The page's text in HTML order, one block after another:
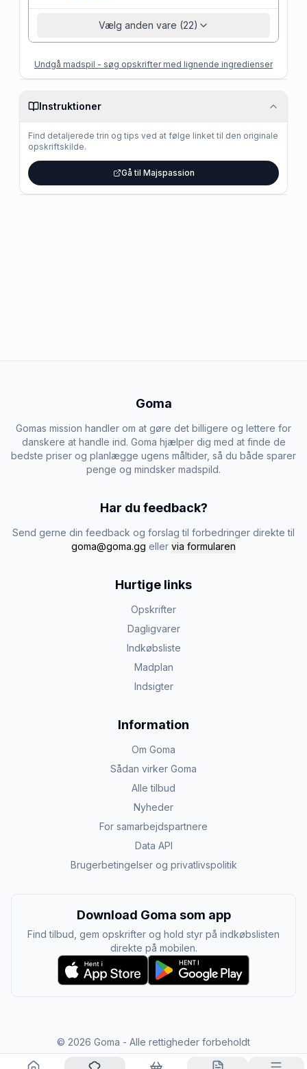
Vælg anden vare (22)
Undgå madspil - søg opskrifter med lignende ingredienser
Instruktioner
Find detaljerede trin og tips ved at følge linket til den originale
opskriftskilde.
Gå til Majspassion
Goma
Gomas mission handler om at gøre det billigere og lettere for
danskere at handle ind. Goma hjælper dig med at finde de
bedste priser og planlægge ugens måltider, så du både sparer
penge og mindsker madspild.
Har du feedback?
Send gerne din feedback og forslag til forbedringer direkte til
goma@goma.gg eller via formularen
Hurtige links
Opskrifter
Dagligvarer
Indkøbsliste
Madplan
Indsigter
Information
Om Goma
Sådan virker Goma
Alle tilbud
Nyheder
For samarbejdspartnere
Data API
Brugerbetingelser og privatlivspolitik
Download Goma som app
Find tilbud, gem opskrifter og hold styr på indkøbslisten
direkte på mobilen.
© 2026 Goma - Alle rettigheder forbeholdt